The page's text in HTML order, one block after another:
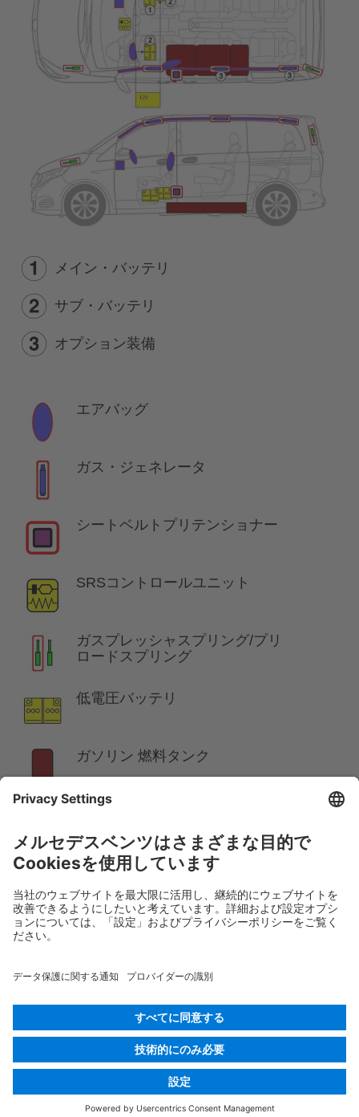
メイン・バッテリ
サブ・バッテリ
オプション装備
エアバッグ
ガス・ジェネレータ
シートベルトプリテンショナー
SRSコントロールユニット
ガスプレッシャスプリング/プリ
ロードスプリング
低電圧バッテリ
ガソリン 燃料タンク
い。
Rescue Card バン バージョン 07/2026 03.1 ID-Nr.: 447.7
言語を選択する
© 2026Mercedes-Benz AG
プロバイダー識別
Cookieの設定
データ保護